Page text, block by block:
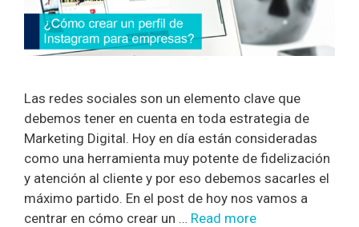
Las redes sociales son un elemento clave que
debemos tener en cuenta en toda estrategia de
Marketing Digital. Hoy en día están consideradas
como una herramienta muy potente de fidelización
y atención al cliente y por eso debemos sacarles el
máximo partido. En el post de hoy nos vamos a
centrar en cómo crear un … Read more